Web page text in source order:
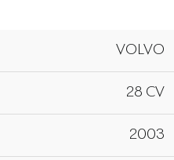
VOLVO
28 CV
2003